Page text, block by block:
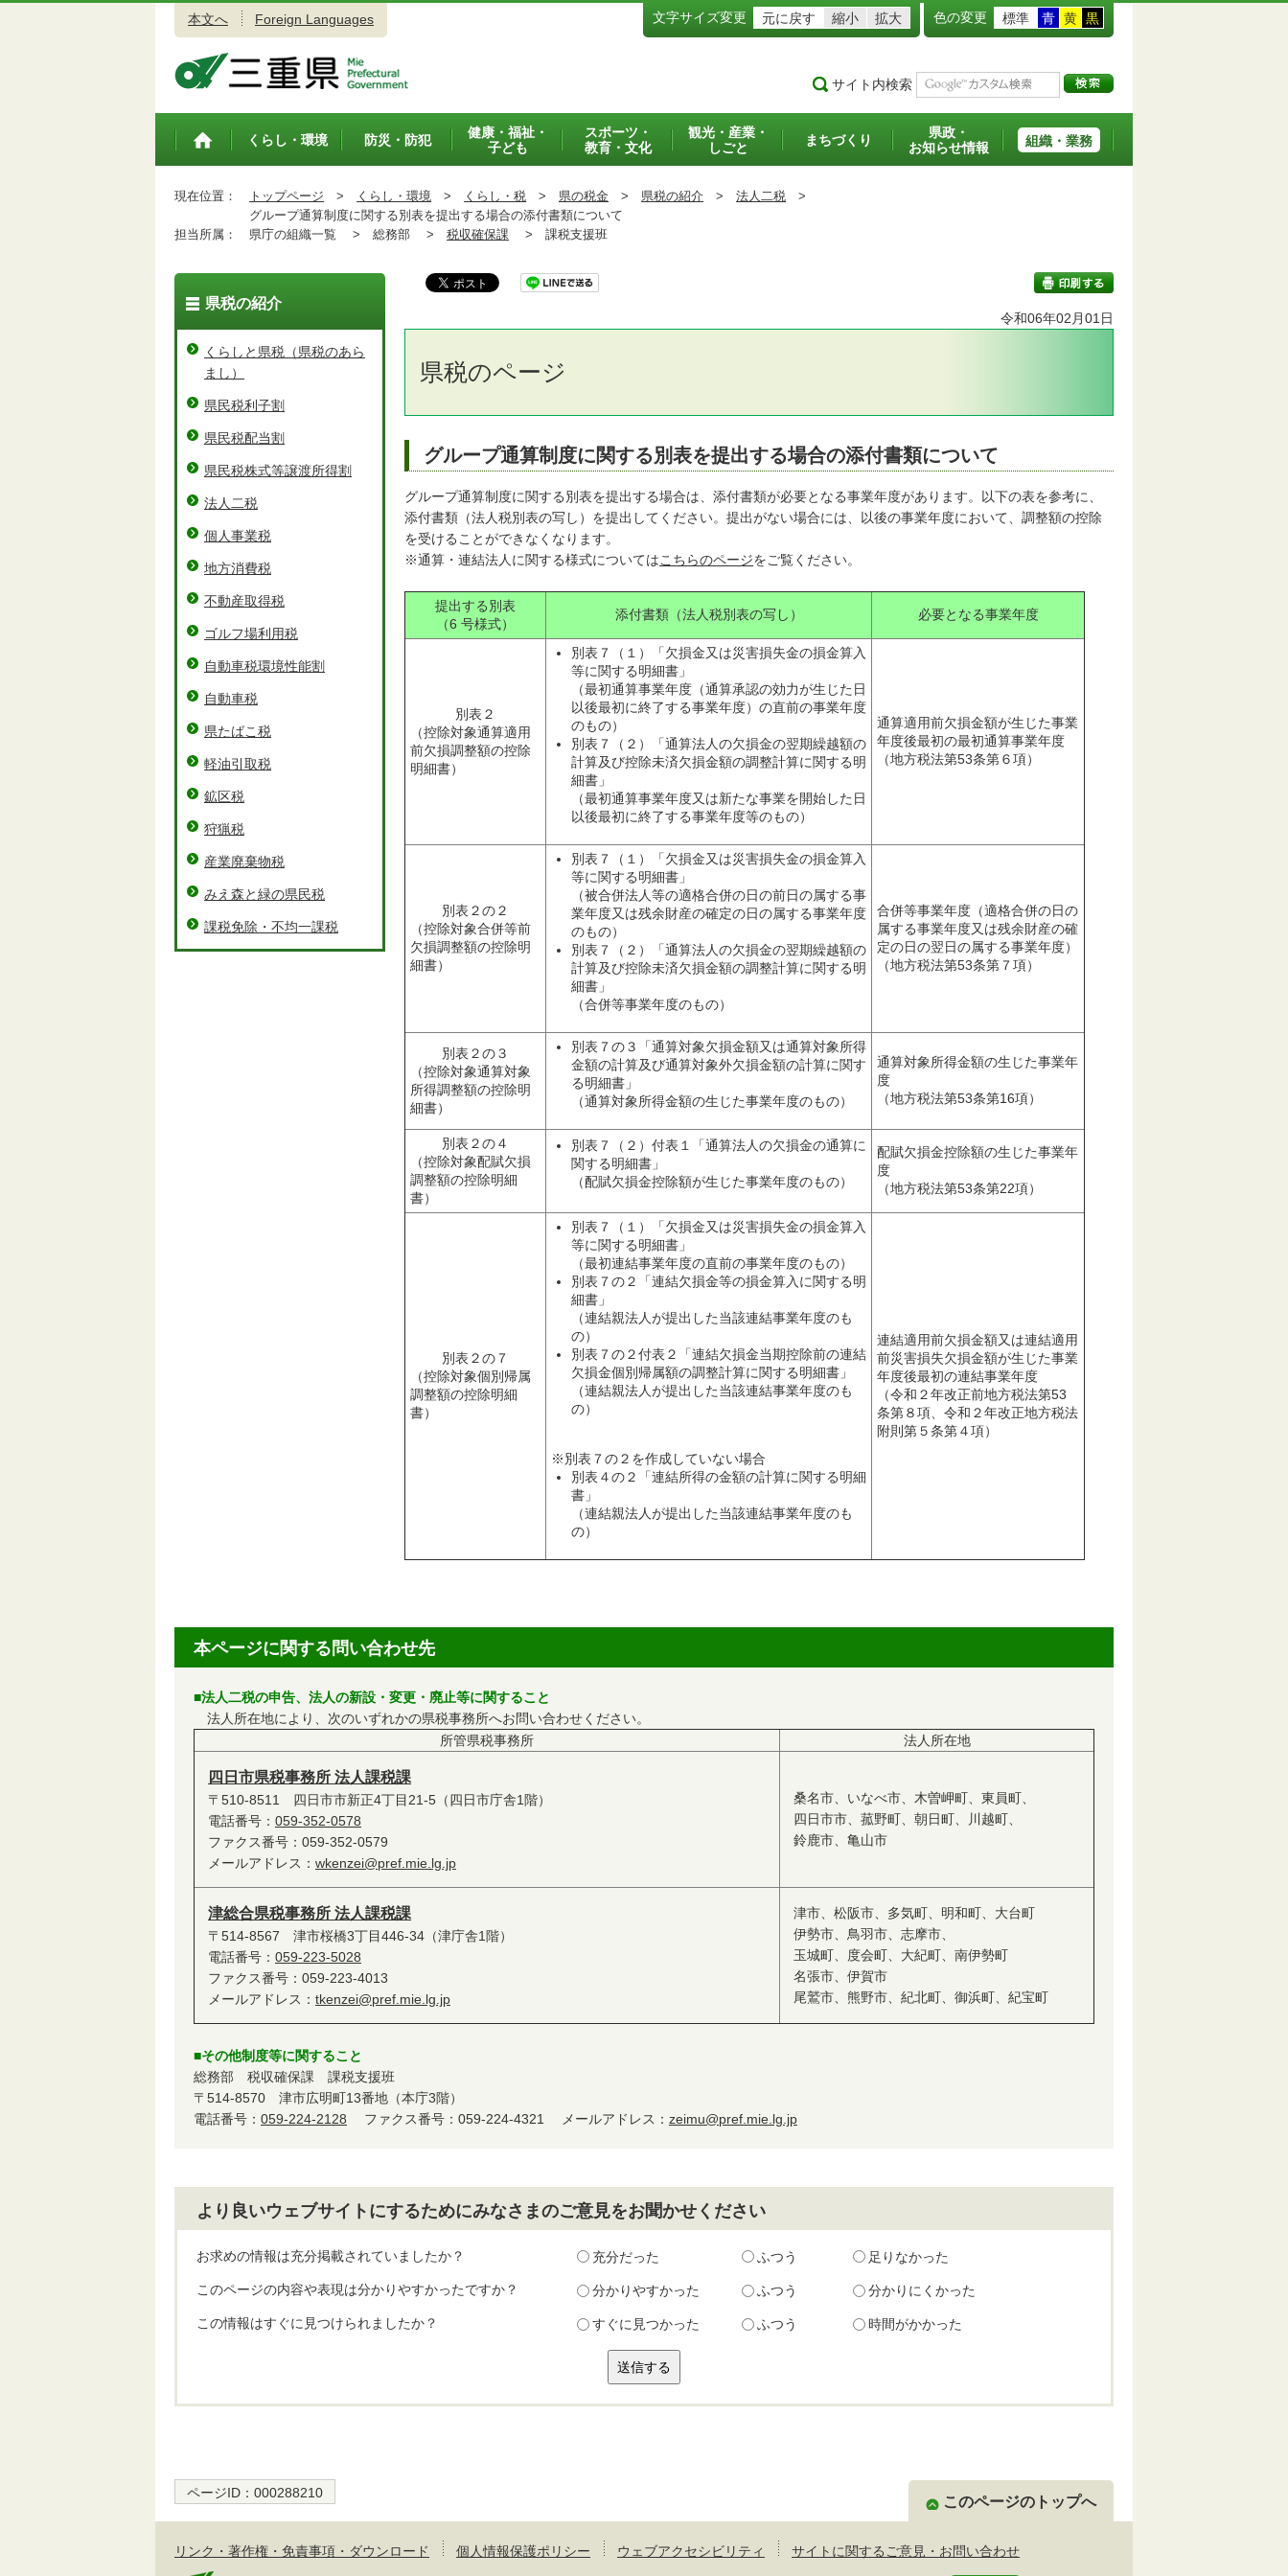
本文へ Foreign Languages 文字サイズ変更 元に戻す 縮小 拡大 色の変更 標準 青 黄 黒
サイト内検索
トップペ
くらし・環境 防災・防犯
健康・福祉・
子ども
スポーツ・
教育・文化
観光・産業・
しごと
まちづくり
県政・
お知らせ情報
組織・業務
現在位置： トップページ > くらし・環境 > くらし・税 > 県の税金 > 県税の紹介 > 法人二税 >
グループ通算制度に関する別表を提出する場合の添付書類について
担当所属：
県庁の組織一覧 > 総務部 > 税収確保課 > 課税支援班
令和06年02月01日
県税のページ
グループ通算制度に関する別表を提出する場合の添付書類について
グループ通算制度に関する別表を提出する場合は、添付書類が必要となる事業年度があります。以下の表を参考に、
添付書類（法人税別表の写し）を提出してください。提出がない場合には、以後の事業年度において、調整額の控除
を受けることができなくなります。
※通算・連結法人に関する様式についてはこちらのページをご覧ください。
提出する別表
（6 号様式）
添付書類（法人税別表の写し） 必要となる事業年度
別表２
（控除対象通算適用
前欠損調整額の控除
明細書）
別表７（１）「欠損金又は災害損失金の損金算入
等に関する明細書」
（最初通算事業年度（通算承認の効力が生じた日
以後最初に終了する事業年度）の直前の事業年度
のもの）
別表７（２）「通算法人の欠損金の翌期繰越額の
計算及び控除未済欠損金額の調整計算に関する明
細書」
（最初通算事業年度又は新たな事業を開始した日
以後最初に終了する事業年度等のもの）
通算適用前欠損金額が生じた事業
年度後最初の最初通算事業年度
（地方税法第53条第６項）
別表２の２
（控除対象合併等前
欠損調整額の控除明
細書）
別表７（１）「欠損金又は災害損失金の損金算入
等に関する明細書」
（被合併法人等の適格合併の日の前日の属する事
業年度又は残余財産の確定の日の属する事業年度
のもの）
別表７（２）「通算法人の欠損金の翌期繰越額の
計算及び控除未済欠損金額の調整計算に関する明
細書」
（合併等事業年度のもの）
合併等事業年度（適格合併の日の
属する事業年度又は残余財産の確
定の日の翌日の属する事業年度）
（地方税法第53条第７項）
別表２の３
（控除対象通算対象
所得調整額の控除明
細書）
別表７の３「通算対象欠損金額又は通算対象所得
金額の計算及び通算対象外欠損金額の計算に関す
る明細書」
（通算対象所得金額の生じた事業年度のもの）
通算対象所得金額の生じた事業年
度
（地方税法第53条第16項）
別表２の４
（控除対象配賦欠損
調整額の控除明細
書）
別表７（２）付表１「通算法人の欠損金の通算に
関する明細書」
（配賦欠損金控除額が生じた事業年度のもの）
配賦欠損金控除額の生じた事業年
度
（地方税法第53条第22項）
別表２の７
（控除対象個別帰属
調整額の控除明細
書）
別表７（１）「欠損金又は災害損失金の損金算入
等に関する明細書」
（最初連結事業年度の直前の事業年度のもの）
別表７の２「連結欠損金等の損金算入に関する明
細書」
（連結親法人が提出した当該連結事業年度のも
の）
別表７の２付表２「連結欠損金当期控除前の連結
欠損金個別帰属額の調整計算に関する明細書」
（連結親法人が提出した当該連結事業年度のも
の）
※別表７の２を作成していない場合
別表４の２「連結所得の金額の計算に関する明細
書」
（連結親法人が提出した当該連結事業年度のも
の）
連結適用前欠損金額又は連結適用
前災害損失欠損金額が生じた事業
年度後最初の連結事業年度
（令和２年改正前地方税法第53
条第８項、令和２年改正地方税法
附則第５条第４項）
県税の紹介
くらしと県税（県税のあら
まし）
県民税利子割
県民税配当割
県民税株式等譲渡所得割
法人二税
個人事業税
地方消費税
不動産取得税
ゴルフ場利用税
自動車税環境性能割
自動車税
県たばこ税
軽油引取税
鉱区税
狩猟税
産業廃棄物税
みえ森と緑の県民税
課税免除・不均一課税
本ページに関する問い合わせ先
■法人二税の申告、法人の新設・変更・廃止等に関すること
法人所在地により、次のいずれかの県税事務所へお問い合わせください。
所管県税事務所
法人所在地
四日市県税事務所 法人課税課
〒510-8511 四日市市新正4丁目21-5（四日市庁舎1階）
電話番号： 059-352-0578
ファクス番号：059-352-0579
メールアドレス： wkenzei@pref.mie.lg.jp
桑名市、いなべ市、木曽岬町、東員町、
四日市市、菰野町、朝日町、川越町、
鈴鹿市、亀山市
津総合県税事務所 法人課税課
〒514-8567 津市桜橋3丁目446-34（津庁舎1階）
電話番号： 059-223-5028
ファクス番号：059-223-4013
メールアドレス： tkenzei@pref.mie.lg.jp
津市、松阪市、多気町、明和町、大台町
伊勢市、鳥羽市、志摩市、
玉城町、度会町、大紀町、南伊勢町
名張市、伊賀市
尾鷲市、熊野市、紀北町、御浜町、紀宝町
■その他制度等に関すること
総務部 税収確保課 課税支援班
〒514-8570 津市広明町13番地（本庁3階）
電話番号： 059-224-2128 ファクス番号：059-224-4321 メールアドレス： zeimu@pref.mie.lg.jp
より良いウェブサイトにするためにみなさまのご意見をお聞かせください
お求めの情報は充分掲載されていましたか？ 充分だった ふつう 足りなかった
このページの内容や表現は分かりやすかったですか？ 分かりやすかった ふつう 分かりにくかった
この情報はすぐに見つけられましたか？ すぐに見つかった ふつう 時間がかかった
ページID： 000288210
このページのトップへ
リンク・著作権・免責事項・ダウンロード 個人情報保護ポリシー ウェブアクセシビリティ サイトに関するご意見・お問い合わせ